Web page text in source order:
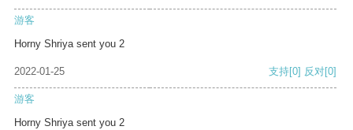
游客
Horny Shriya sent you 2
2022-01-25 支持[0] 反对[0]
游客
Horny Shriya sent you 2